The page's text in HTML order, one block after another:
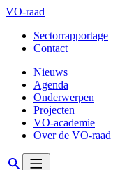
VO-raad
Sectorrapportage
Contact
Nieuws
Agenda
Onderwerpen
Projecten
VO-academie
Over de VO-raad